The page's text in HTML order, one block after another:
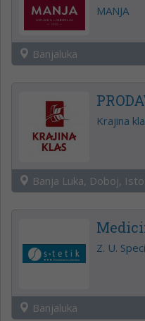
MANJA
Banjaluka
Krajina
Banja Luka, Doboj,
Z. U.
Banjaluka